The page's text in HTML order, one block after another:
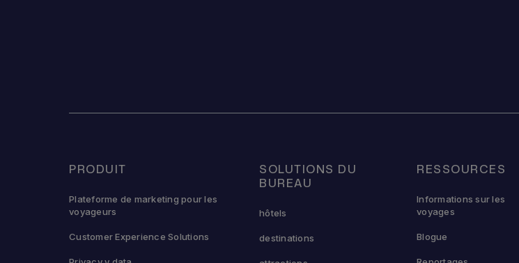
PRODUIT
Plateforme de marketing pour les
voyageurs
Customer Experience Solutions
SOLUTIONS DU
BUREAU
hôtels
destinations
RESSOURCES
Informations sur les
voyages
Blogue